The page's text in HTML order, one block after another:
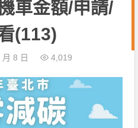
車金額/申請/
(113)
8 日 4,019